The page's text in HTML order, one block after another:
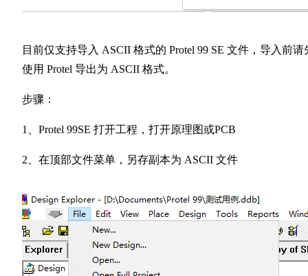
目前仅支持导入 ASCII 格式的 Protel 99 SE 文件，导入前请
使用 Protel 导出为 ASCII 格式。
步骤：
1、Protel 99SE 打开工程，打开原理图或PCB
2、在顶部文件菜单，另存副本为 ASCII 文件